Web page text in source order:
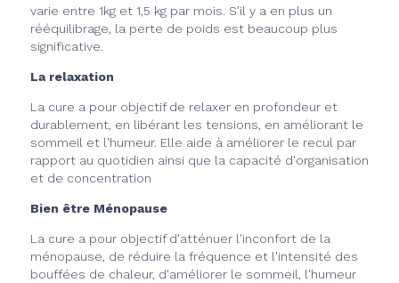
varie entre 1kg et 1,5 kg par mois. S'il y a en plus un
rééquilibrage, la perte de poids est beaucoup plus
significative.
La relaxation
La cure a pour objectif de relaxer en profondeur et
durablement, en libérant les tensions, en améliorant le
sommeil et l'humeur. Elle aide à améliorer le recul par
rapport au quotidien ainsi que la capacité d'organisation
et de concentration
Bien être Ménopause
La cure a pour objectif d'atténuer l'inconfort de la
ménopause, de réduire la fréquence et l'intensité des
bouffées de chaleur, d'améliorer le sommeil, l'humeur